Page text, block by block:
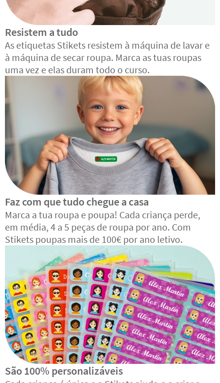
Resistem a tudo
As etiquetas Stikets resistem à máquina de lavar e
à máquina de secar roupa. Marca as tuas roupas
uma vez e elas duram todo o curso.
Faz com que tudo chegue a casa
Marca a tua roupa e poupa! Cada criança perde,
em média, 4 a 5 peças de roupa por ano. Com
Stikets poupas mais de 100€ por ano letivo.
São 100% personalizáveis